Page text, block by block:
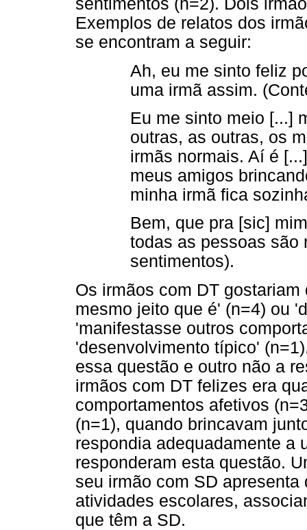
sentimentos (n=2). Dois
Exemplos de relatos dos
se encontram a seguir:
Ah, eu me sinto feliz
uma irmã assim.
Eu me sinto meio [...]
outras, as outras, os
irmãs normais. Aí é
meus amigos
minha irmã fica
Bem, que pra [sic]
todas as pessoas são
sentimentos).
Os irmãos com DT
mesmo jeito que é' (n=4) ou
'manifestasse outros
'desenvolvimento típico'
essa questão e outro não a
irmãos com DT felizes era
comportamentos afetivos
(n=1), quando brincavam
respondia adequadamente a
responderam esta questão.
seu irmão com SD
atividades escolares,
que têm a SD.